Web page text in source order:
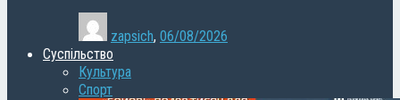
zapsich, 06/08/2026
Суспільство
Культура
Спорт